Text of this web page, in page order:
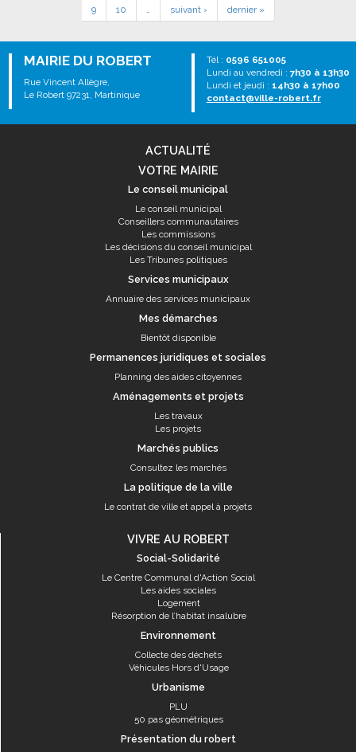
9 10 … suivant › dernier »
MAIRIE DU ROBERT
Rue Vincent Allègre,
Le Robert 97231, Martinique
Tél : 0596 651005
Lundi au vendredi : 7h30 à 13h30
Lundi et jeudi : 14h30 à 17h00
contact@ville-robert.fr
ACTUALITÉ
VOTRE MAIRIE
Le conseil municipal
Le conseil municipal
Conseillers communautaires
Les commissions
Les décisions du conseil municipal
Les Tribunes politiques
Services municipaux
Annuaire des services municipaux
Mes démarches
Bientôt disponible
Permanences juridiques et sociales
Planning des aides citoyennes
Aménagements et projets
Les travaux
Les projets
Marchés publics
Consultez les marchés
La politique de la ville
Le contrat de ville et appel à projets
VIVRE AU ROBERT
Social-Solidarité
Le Centre Communal d'Action Social
Les aides sociales
Logement
Résorption de l’habitat insalubre
Environnement
Collecte des déchets
Véhicules Hors d'Usage
Urbanisme
PLU
50 pas géométriques
Présentation du robert